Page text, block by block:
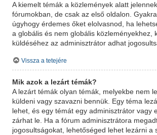
A kiemelt témák a közlemények alatt
fórumokban, de csak az első oldalon.
úgyhogy érdemes őket elolvasnod, ha
a globális és nem globális közleményekhez,
küldéséhez az adminisztrátor adhat
Vissza a tetejére
Mik azok a lezárt témák?
A lezárt témák olyan témák, melyekbe nem
küldeni vagy szavazni bennük. Egy téma
lehet, és egy témát egy adminisztrátor vagy
zárhat le. Ha a fórum adminisztrátora
jogosultságokat, lehetőséged lehet lezárni a